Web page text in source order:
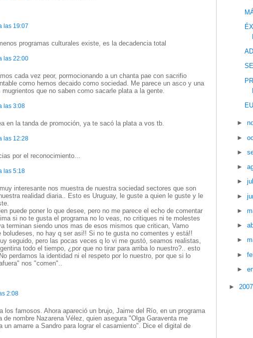
las 19:07
programas culturales existe, es la decadencia total
las 22:00
cada vez peor, pormocionando a un chanta pae con sacrifio
como hemos decaido como sociedad. Me parece un asco y una
que no saben como sacarle plata a la gente.
las 3:08
en la tanda de promoción, ya te sacó la plata a vos tb.
las 12:28
por el reconocimiento...
las 5:18
interesante nos muestra de nuestra sociedad sectores que son
realidad diaria.. Esto es Uruguay, le guste a quien le guste y le
puede poner lo que desee, pero no me parece el echo de comentar
si no te gusta el programa no lo veas, no critiques ni te molestes
terminan siendo unos mas de esos mismos que critican, Vamo
boludeses, no hay q ser asi!! Si no te gusta no comentes y está!!
seguido, pero las pocas veces q lo vi me gustó, seamos realistas,
todo el tiempo, ¿por que no tirar para arriba lo nuestro?.. esto
perdamos la identidad ni el respeto por lo nuestro, por que si lo
nos "comen"..
2:08
los famosos. Ahora apareció un brujo, Jaime del Río, en un programa
de nombre Nazarena Vélez, quien asegura "Olga Garaventa me
un amarre a Sandro para lograr el casamiento". Dice el digital de
►
►
►
►
►
►
►
►
►
►
►
►